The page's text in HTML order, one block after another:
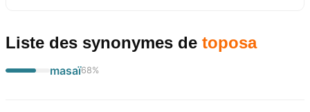
Liste des synonymes de toposa
masaï68%